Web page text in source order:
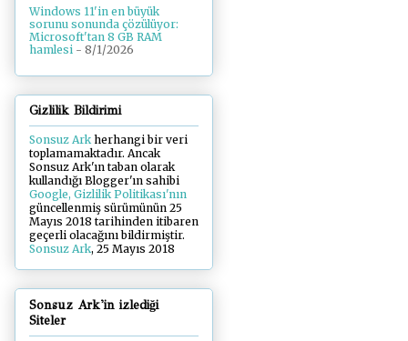
Windows 11'in en büyük
sorunu sonunda çözülüyor:
Microsoft'tan 8 GB RAM
hamlesi - 8/1/2026
Gizlilik Bildirimi
Sonsuz Arkherhangi bir veri
toplamamaktadır. Ancak
Sonsuz Ark'ın taban olarak
kullandığı Blogger'ın sahibi
Google, Gizlilik Politikası'nın
güncellenmiş sürümünün 25
Mayıs 2018 tarihinden itibaren
geçerli olacağını bildirmiştir.
Sonsuz Ark, 25 Mayıs 2018
Sonsuz Ark'in izlediği
Siteler